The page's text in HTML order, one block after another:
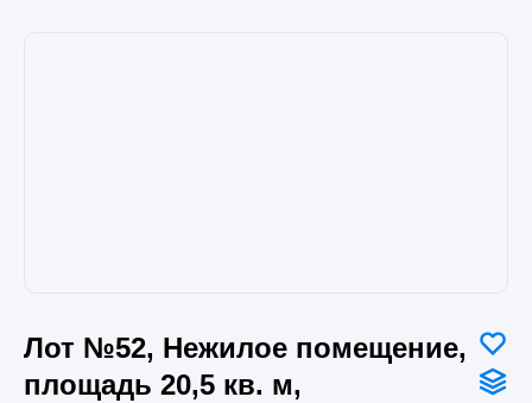
Лот №52, Нежилое помещение,
площадь 20,5 кв. м,